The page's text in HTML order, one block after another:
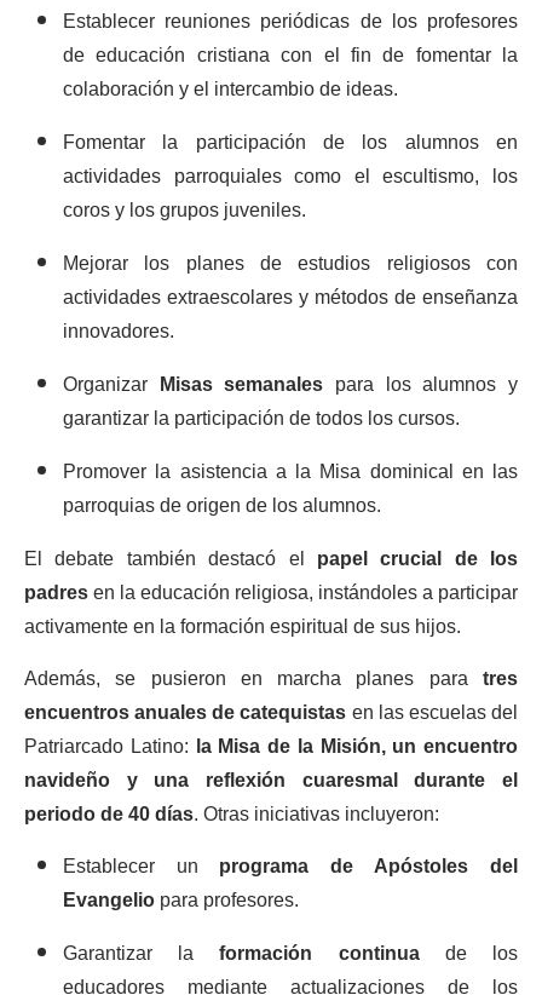
Establecer reuniones periódicas de los profesores
de educación cristiana con el fin de fomentar la
colaboración y el intercambio de ideas.
Fomentar la participación de los alumnos en
actividades parroquiales como el escultismo, los
coros y los grupos juveniles.
Mejorar los planes de estudios religiosos con
actividades extraescolares y métodos de enseñanza
innovadores.
Organizar Misas semanales para los alumnos y
garantizar la participación de todos los cursos.
Promover la asistencia a la Misa dominical en las
parroquias de origen de los alumnos.
El debate también destacó el papel crucial de los
padresen la educación religiosa, instándoles a participar
activamente en la formación espiritual de sus hijos.
Además, se pusieron en marcha planes para tres
encuentros anuales de catequistasen las escuelas del
Patriarcado Latino: la Misa de la Misión, un encuentro
navideño y una reflexión cuaresmal durante el
periodo de 40 días. Otras iniciativas incluyeron:
Establecer un programa de Apóstoles del
Evangeliopara profesores.
Garantizar laformación continuade los